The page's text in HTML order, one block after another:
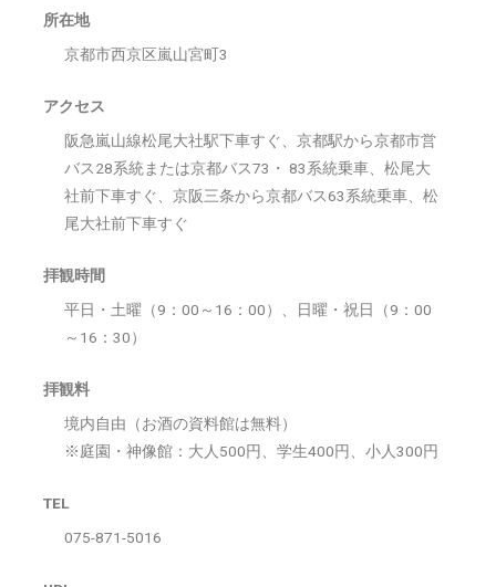
所在地
京都市西京区嵐山宮町3
アクセス
阪急嵐山線松尾大社駅下車すぐ、京都駅から京都市営
バス28系統または京都バス73・ 83系統乗車、松尾大
社前下車すぐ、京阪三条から京都バス63系統乗車、松
尾大社前下車すぐ
拝観時間
平日・土曜（9：00～16：00）、日曜・祝日（9：00
～16：30）
拝観料
境内自由（お酒の資料館は無料）
※庭園・神像館：大人500円、学生400円、小人300円
TEL
075-871-5016